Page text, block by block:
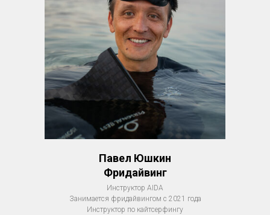
Павел Юшкин
Фридайвинг
Инструктор AIDA
Занимается фридайвингом с 2021 года
Инструктор по кайтсерфингу